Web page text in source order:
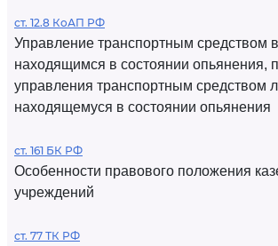
ст. 12.8 КоАП РФ
Управление транспортным средством
находящимся в состоянии опьянения,
управления транспортным средством
находящемуся в состоянии опьянения
ст. 161 БК РФ
Особенности правового положения
учреждений
ст. 77 ТК РФ